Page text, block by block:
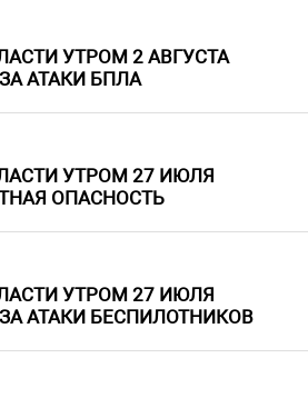
УТРОМ 2 АВГУСТА
АТАКИ БПЛА
УТРОМ 27 ИЮЛЯ
ОПАСНОСТЬ
УТРОМ 27 ИЮЛЯ
АТАКИ БЕСПИЛОТНИКОВ